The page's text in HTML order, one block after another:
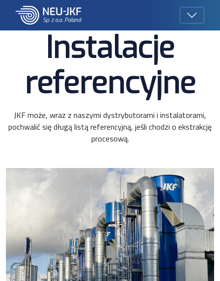
Instalacje
referencyjne
JKF może, wraz z naszymi dystrybutorami i instalatorami,
pochwalić się długą listą referencyjną, jeśli chodzi o ekstrakcję
procesową.